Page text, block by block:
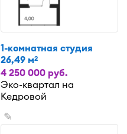
1-комнатная студия
26,49 м2
4 250 000 руб.
Эко-квартал на
Кедровой
✎